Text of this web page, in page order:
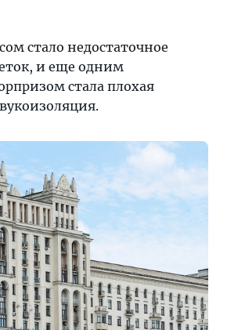
стало недостаточное
и еще одним
стала плохая